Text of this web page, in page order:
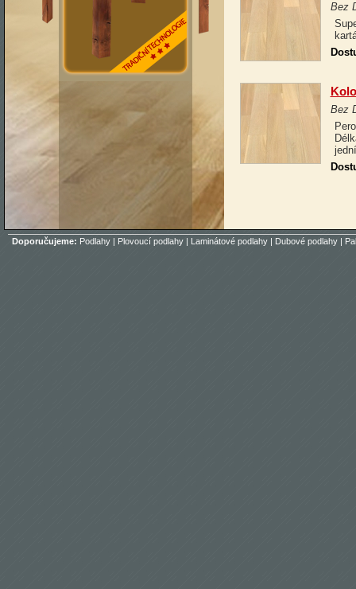
Bez
Bez
Doporučujeme: Podlahy | Plovoucí podlahy | Laminátové podlahy | Dubové podlahy |